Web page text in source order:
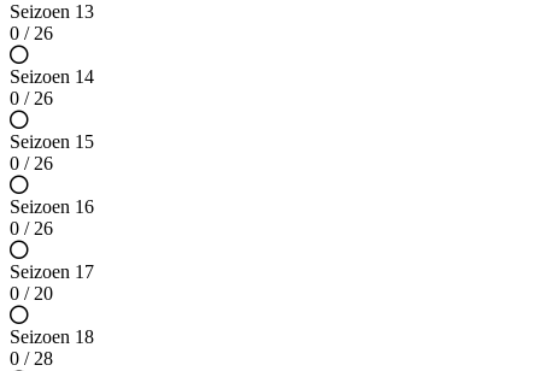
Seizoen 13
0 / 26
Seizoen 14
0 / 26
Seizoen 15
0 / 26
Seizoen 16
0 / 26
Seizoen 17
0 / 20
Seizoen 18
0 / 28